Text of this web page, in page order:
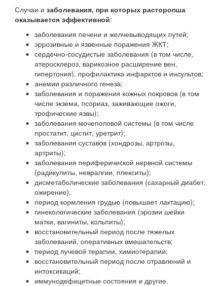
Случаи и заболевания, при которых расторопша
оказывается эффективной:
заболевания печени и желчевыводящих путей;
эррозивные и язвенные поражения ЖКТ;
сердечно-сосудистые заболевания (в том числе,
атеросклероз, варикозное расширение вен,
гипертония), профилактика инфарктов и инсультов;
анемии различного генеза;
заболевания и поражения кожных покровов (в том
числе экзема, псориаз, заживающие ожоги,
трофические язвы);
заболевания мочеполовой системы (в том числе
простатит, цистит, уретрит);
заболевания суставов (хондрозы, артрозы,
артриты);
заболевания периферической нервной системы
(радикулиты, невралгии, плекситы);
дисметаболические заболевания (сахарный диабет,
ожирение),
период кормления грудью (повышает лактацию);
гинекологические заболевания (эрозии шейки
матки, вагиниты, кольпиты);
восстановительный период после тяжелых
заболеваний, оперативных вмешательств;
период лучевой терапии, химиотерапии;
восстановительный период после отравлений и
интоксикаций;
иммунодефицитные состояния и другие.